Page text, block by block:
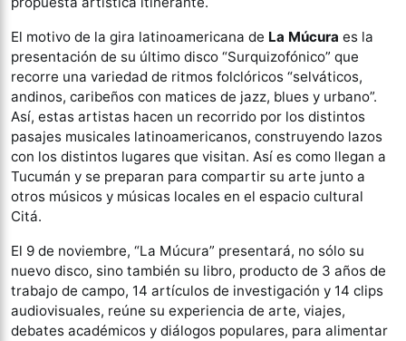
El motivo de la gira latinoamericana de La Múcura es la
presentación de su último disco “Surquizofónico” que
recorre una variedad de ritmos folclóricos “selváticos,
andinos, caribeños con matices de jazz, blues y urbano”.
Así, estas artistas hacen un recorrido por los distintos
pasajes musicales latinoamericanos, construyendo lazos
con los distintos lugares que visitan. Así es como llegan a
Tucumán y se preparan para compartir su arte junto a
otros músicos y músicas locales en el espacio cultural
Citá.
El 9 de noviembre, “La Múcura” presentará, no sólo su
nuevo disco, sino también su libro, producto de 3 años de
trabajo de campo, 14 artículos de investigación y 14 clips
audiovisuales, reúne su experiencia de arte, viajes,
debates académicos y diálogos populares, para alimentar